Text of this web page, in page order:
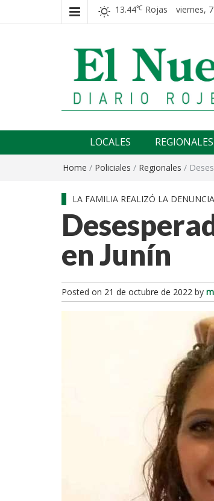
13.44℃ Rojas viernes,
El nuevo
LOCALES REGIONALES
Home / Policiales / Regionales /
LA FAMILIA REALIZÓ LA
en Junín
Posted on 21 de octubre de 2022 by